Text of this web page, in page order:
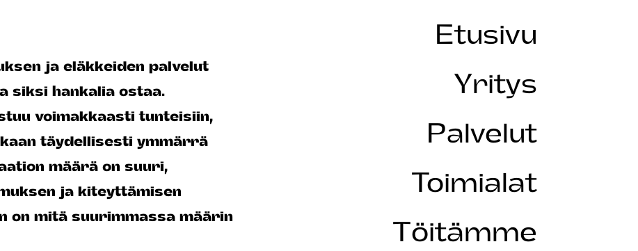
ja eläkkeiden palvelut
siksi hankalia ostaa.
voimakkaasti tunteisiin,
täydellisesti ymmärrä
määrä on suuri,
ja kiteyttämisen
on mitä suurimmassa määrin
Etusivu
Yritys
Palvelut
Toimialat
Töitämme